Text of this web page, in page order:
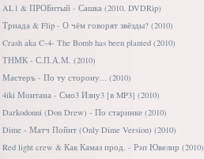
AL1 & ПРОБитый - Сашка (2010, DVDRip)
Триада & Flip - О чём говорят звёзды? (2010)
Crash aka C-4- The Bomb has been planted (2010)
ТНМК - С.П.А.М. (2010)
Мастеръ - По ту сторону... (2010)
4iki Монтана - Смо3 Изну3 [в MP3] (2010)
Darkodonni (Don Drew) - По старинке (2010)
Dime - Матч Пойнт (Only Dime Version) (2010)
Red light crew & Как Камаз прод. - Рэп Ювелир (2010)